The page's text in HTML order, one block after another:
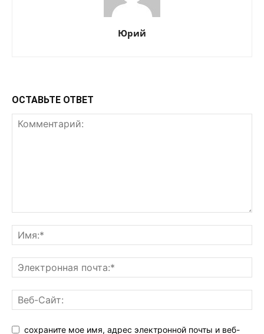
Юрий
ОСТАВЬТЕ ОТВЕТ
сохраните мое имя, адрес электронной почты и веб-